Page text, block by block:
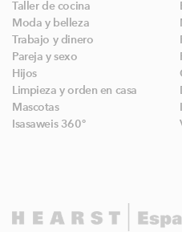
Taller de cocina
Moda y belleza
Trabajo y dinero
Pareja y sexo
Hijos
Limpieza y orden en casa
Mascotas
Isasaweis 360º